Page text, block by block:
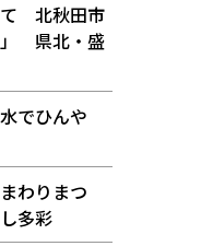
て 北秋田市
」 県北・盛
でひんや
わりまつ
多彩